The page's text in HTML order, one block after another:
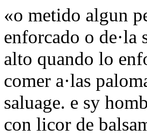
«o metido algun
enforcado o
alto quando lo
comer a·las
saluage. e sy
con licor de